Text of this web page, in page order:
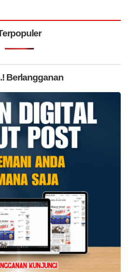
Berlangganan